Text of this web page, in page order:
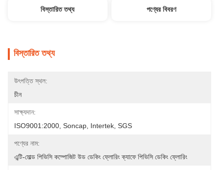
বিস্তারিত তথ্য পণ্যের বিবরণ
বিস্তারিত তথ্য
উৎপত্তি স্থল:
চীন
সাক্ষ্যদান:
ISO9001:2000, Soncap, Intertek, SGS
পণ্যের নাম:
এন্টি-মোল্ড পিভিসি কম্পোজিট উড ডেকিং ফ্লোরিং ক্যাফে পিভিসি ডেকিং ফ্লোরিং